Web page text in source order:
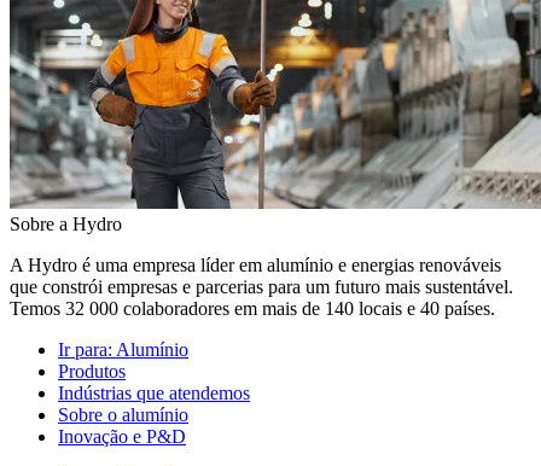
Sobre a Hydro
A Hydro é uma empresa líder em alumínio e energias renováveis
que constrói empresas e parcerias para um futuro mais sustentável.
Temos 32 000 colaboradores em mais de 140 locais e 40 países.
Ir para: Alumínio
Produtos
Indústrias que atendemos
Sobre o alumínio
Inovação e P&D